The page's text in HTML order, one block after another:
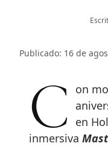
Publicado: 16 de
Con motivo de su 130
en
inmersiva